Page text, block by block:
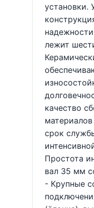
установки.
лежит
качество
срок
Простота
вал 35 мм
- Крупные